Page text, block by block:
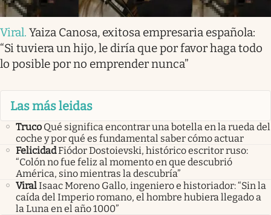
Viral. Yaiza Canosa, exitosa empresaria española:
“Si tuviera un hijo, le diría que por favor haga todo
lo posible por no emprender nunca”
Las más leidas
Truco Qué significa encontrar una botella en la rueda del
coche y por qué es fundamental saber cómo actuar
FelicidadFiódor Dostoievski, histórico escritor ruso:
“Colón no fue feliz al momento en que descubrió
América, sino mientras la descubría”
ViralIsaac Moreno Gallo, ingeniero e historiador: “Sin la
caída del Imperio romano, el hombre hubiera llegado a
la Luna en el año 1000”